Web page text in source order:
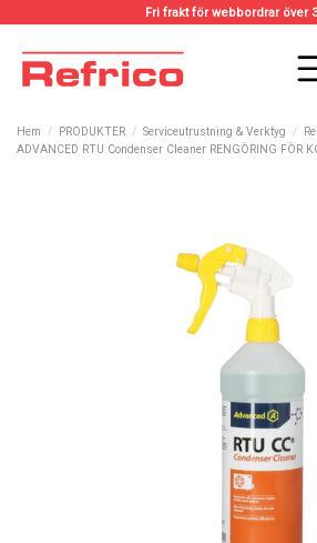
Fri frakt för webbordrar över
Hem PRODUKTER Serviceutrustning & Verktyg
ADVANCED RTU Condenser Cleaner RENGÖRING FÖR